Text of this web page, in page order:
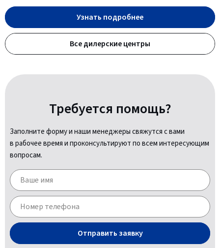
Узнать подробнее
Все дилерские центры
Требуется помощь?
Заполните форму и наши менеджеры свяжутся с вами
в рабочее время и проконсультируют по всем интересующим
вопросам.
Отправить заявку